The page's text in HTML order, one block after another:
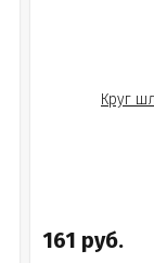
161 руб.